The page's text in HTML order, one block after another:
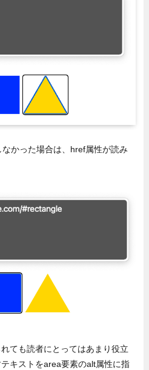
かった場合は、href属性が読み
ても読者にとってはあまり役立
キストをarea要素のalt属性に指